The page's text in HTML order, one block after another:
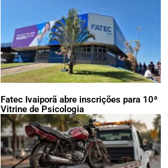
Fatec Ivaiporã abre inscrições para 10ª
Vitrine de Psicologia